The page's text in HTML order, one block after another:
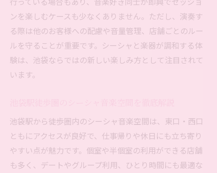
ンを楽しむケースも少なくありません。ただし、演奏す
る際は他のお客様への配慮や音量管理、店舗ごとのルー
ルを守ることが重要です。シーシャと楽器が調和する体
験は、池袋ならではの新しい楽しみ方として注目されて
います。
池袋駅から徒歩圏内のシーシャ音楽空間は、東口・西口
ともにアクセスが良好で、仕事帰りや休日にも立ち寄り
やすい点が魅力です。個室や半個室の利用ができる店舗
も多く、デートやグループ利用、ひとり時間にも最適な